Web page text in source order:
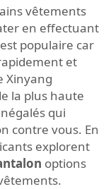
vêtements
en effectuant
populaire car
et
Xinyang
la plus haute
qui
contre vous. En
explorent
options